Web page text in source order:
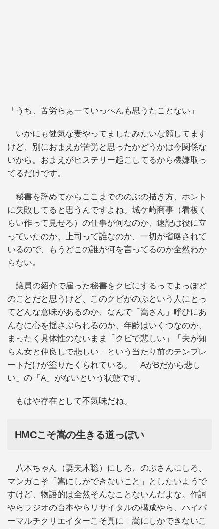
「うち、苦労らぁーていっぺんも思うたことない」
いかにも健気な妻やってましたみたいな顔してます
けど、別におまえが苦労と思ったかどうかは今関係な
いから。おまえがヒステリー起こしてるから機嫌取っ
てるだけです。
秘書を辞めてからここまでののぶの描き方、ホント
に失敗してると思うんですよね。城ケ崎商事（看板く
らい作って見せろ）の仕事が何なのか、速記は役に立
っていたのか、上司って誰なのか、一切が省略されて
いるので、もうどこの誰が何を言ってるのか全然わか
らない。
議員の紹介で雇った秘書をクビにするってよっぽど
のことだと思うけど、このクビがのぶという人にとっ
てどんな意味があるのか、なんで「嵩さん」呼びにあ
んなに心を揺さぶられるのか、年齢はいくつなのか、
まったく具体性のないまま「クビで悲しい」「夫が知
らん女と仲良しで悲しい」という当たり前のテンプレ
ートだけが塗りたくられている。「AがBだから悲し
い」の「A」がないという状態です。
もはや存在として不気味だね。
HMCこそ嵩の生きる道っぽい
八木ちゃん（妻夫木聡）にしろ、のぶさんにしろ、
マンガこそ「嵩にしかできないこと」としたいようで
すけど、物語的は全然そんなことないんだよな。作詞
やらラジオの台本やらリサイタルの構成やら、ハイパ
ーマルチクリエイターこそ真に「嵩にしかできないこ